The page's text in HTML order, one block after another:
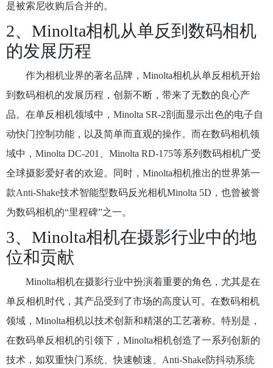
是被索尼收购后合并的。
2、Minolta相机从单反到数码相机
的发展历程
作为相机业界的著名品牌，Minolta相机从单反相机开始
到数码相机的发展历程，创新不断，带来了无数的良心产
品。在单反相机领域中，Minolta SR-2剖面显示出色的电子自
动快门控制功能，以及简单而直观的操作。而在数码相机领
域中，Minolta DC-201、Minolta RD-175等系列数码相机广受
全球摄影爱好者的欢迎。同时，Minolta相机推出的世界第一
款Anti-Shake技术智能型数码反光相机Minolta 5D，也曾被誉
为数码相机的“里程碑”之一。
3、Minolta相机在摄影行业中的地
位和贡献
Minolta相机在摄影行业中扮演着重要的角色，尤其是在
单反相机时代，其产品受到了市场的高度认可。在数码相机
领域，Minolta相机以技术创新和精湛的工艺著称。特别是，
在数码单反相机的引领下，Minolta相机创造了一系列创新的
技术，如双重快门系统、快速帧速、Anti-Shake防抖动系统